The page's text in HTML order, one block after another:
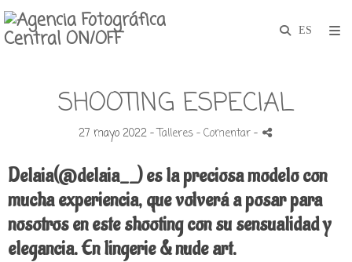
SHOOTING ESPECIAL
27 mayo 2022 -Talleres- Comentar-
Delaia(@delaia__) es la preciosa modelo con
mucha experiencia, que volverá a posar para
nosotros en este shooting con su sensualidad y
elegancia. En lingerie & nude art.